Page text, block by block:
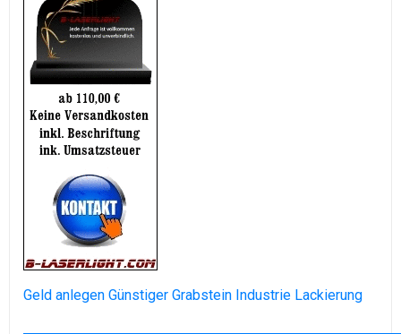
Geld anlegen Günstiger Grabstein Industrie Lackierung